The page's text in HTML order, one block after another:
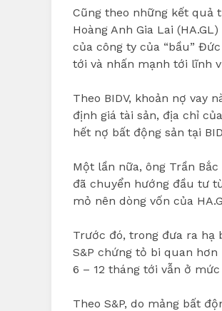
Cũng theo những kết quả
Hoàng Anh Gia Lai
của công ty của “bầu”
tới và nhấn mạnh tới lĩnh
Theo BIDV, khoản nợ vay
định giá tài sản, địa chỉ
hết nợ bất động sản tại
Một lần nữa, ông Trần
đã chuyển hướng đầu tư
mỏ nên dòng vốn của
Trước đó, trong đưa ra hạ
S&P chứng tỏ bi quan
6 – 12 tháng tới vẫn ở mức
Theo S&P, do mảng bất